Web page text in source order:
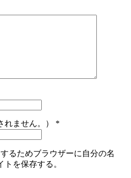
ません。） *
るためブラウザーに自分の名
を保存する。